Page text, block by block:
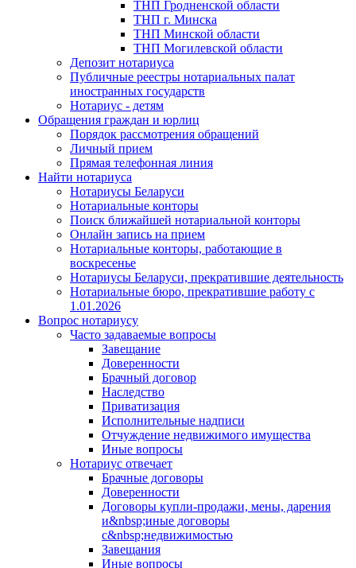
ТНП Гродненской области
ТНП г. Минска
ТНП Минской области
ТНП Могилевской области
Депозит нотариуса
Публичные реестры нотариальных палат
иностранных государств
Нотариус - детям
Обращения граждан и юрлиц
Порядок рассмотрения обращений
Личный прием
Прямая телефонная линия
Найти нотариуса
Нотариусы Беларуси
Нотариальные конторы
Поиск ближайшей нотариальной конторы
Онлайн запись на прием
Нотариальные конторы, работающие в
воскресенье
Нотариусы Беларуси, прекратившие деятельность
Нотариальные бюро, прекратившие работу с
1.01.2026
Вопрос нотариусу
Часто задаваемые вопросы
Завещание
Доверенности
Брачный договор
Наследство
Приватизация
Исполнительные надписи
Отчуждение недвижимого имущества
Иные вопросы
Нотариус отвечает
Брачные договоры
Доверенности
Договоры купли-продажи, мены, дарения
и&nbsp;иные договоры
с&nbsp;недвижимостью
Завещания
Иные вопросы